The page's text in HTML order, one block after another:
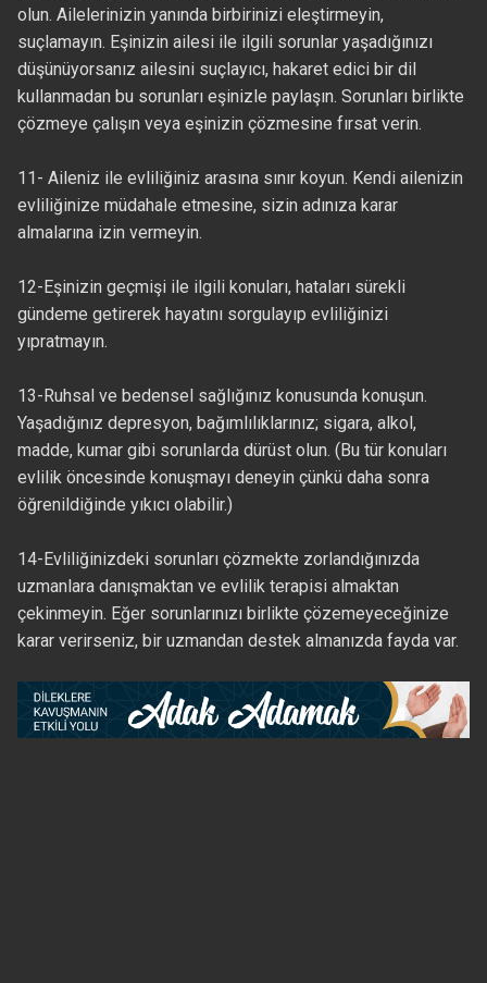
olun. Ailelerinizin yanında birbirinizi eleştirmeyin,
suçlamayın. Eşinizin ailesi ile ilgili sorunlar yaşadığınızı
düşünüyorsanız ailesini suçlayıcı, hakaret edici bir dil
kullanmadan bu sorunları eşinizle paylaşın. Sorunları birlikte
çözmeye çalışın veya eşinizin çözmesine fırsat verin.
11- Aileniz ile evliliğiniz arasına sınır koyun. Kendi ailenizin
evliliğinize müdahale etmesine, sizin adınıza karar
almalarına izin vermeyin.
12-Eşinizin geçmişi ile ilgili konuları, hataları sürekli
gündeme getirerek hayatını sorgulayıp evliliğinizi
yıpratmayın.
13-Ruhsal ve bedensel sağlığınız konusunda konuşun.
Yaşadığınız depresyon, bağımlılıklarınız; sigara, alkol,
madde, kumar gibi sorunlarda dürüst olun. (Bu tür konuları
evlilik öncesinde konuşmayı deneyin çünkü daha sonra
öğrenildiğinde yıkıcı olabilir.)
14-Evliliğinizdeki sorunları çözmekte zorlandığınızda
uzmanlara danışmaktan ve evlilik terapisi almaktan
çekinmeyin. Eğer sorunlarınızı birlikte çözemeyeceğinize
karar verirseniz, bir uzmandan destek almanızda fayda var.